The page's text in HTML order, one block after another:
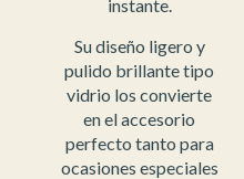
instante.
Su diseño ligero y
pulido brillante tipo
vidrio los convierte
en el accesorio
perfecto tanto para
ocasiones especiales